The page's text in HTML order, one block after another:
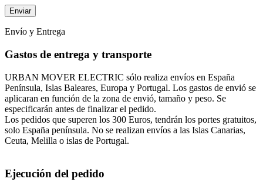
Envío y Entrega
Gastos de entrega y transporte
URBAN MOVER ELECTRIC sólo realiza envíos en España
Península, Islas Baleares, Europa y Portugal. Los gastos de envió se
aplicaran en función de la zona de envió, tamaño y peso. Se
especificarán antes de finalizar el pedido.
Los pedidos que superen los 300 Euros, tendrán los portes gratuitos,
solo España península. No se realizan envíos a las Islas Canarias,
Ceuta, Melilla o islas de Portugal.
Ejecución del pedido